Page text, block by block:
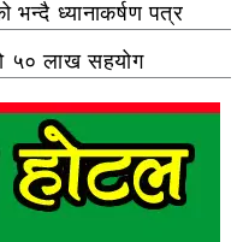
भन्दै ध्यानाकर्षण पत्र
५० लाख सहयोग